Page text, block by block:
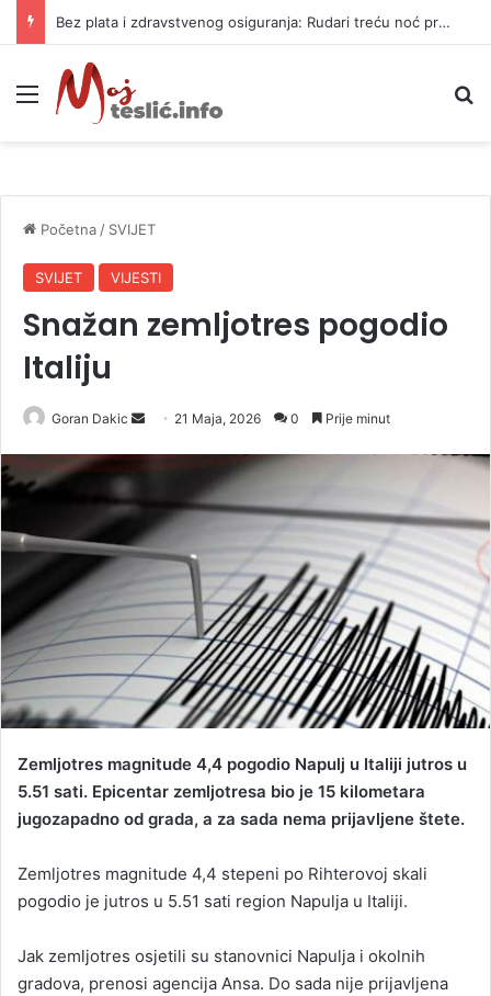
Bez plata i zdravstvenog osiguranja: Rudari treću noć proveli u jami
Meni
Početna / SVIJET
SVIJET VIJESTI
Snažan zemljotres pogodio
Italiju
Goran Dakic
n
n
m
i
l
21 Maja, 2026 0 Prije minut
Zemljotres magnitude 4,4 pogodio Napulj u Italiji jutros u
5.51 sati. Epicentar zemljotresa bio je 15 kilometara
jugozapadno od grada, a za sada nema prijavljene štete.
Zemljotres magnitude 4,4 stepeni po Rihterovoj skali
pogodio je jutros u 5.51 sati region Napulja u Italiji.
Jak zemljotres osjetili su stanovnici Napulja i okolnih
gradova, prenosi agencija Ansa. Do sada nije prijavljena